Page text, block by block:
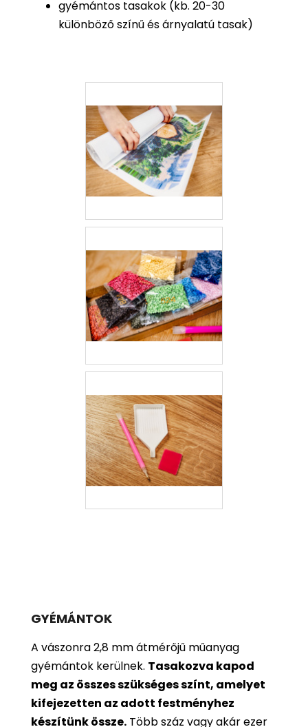
gyémántos tasakok (kb. 20-30
különböző színű és árnyalatú tasak)
GYÉMÁNTOK
A vászonra 2,8 mm átmérőjű műanyag
gyémántok kerülnek. Tasakozva kapod
meg az összes szükséges színt, amelyet
kifejezetten az adott festményhez
készítünk össze. Több száz vagy akár ezer